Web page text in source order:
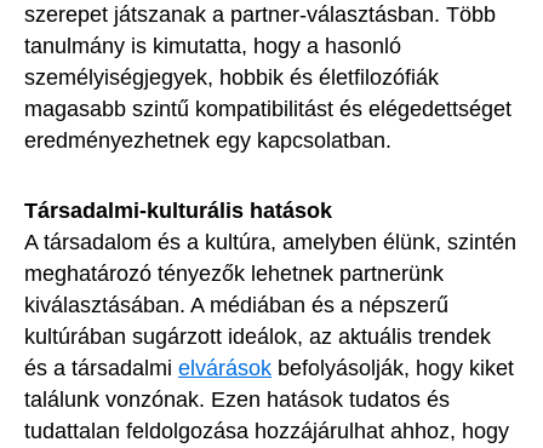
szerepet játszanak a partner-választásban. Több
tanulmány is kimutatta, hogy a hasonló
személyiségjegyek, hobbik és életfilozófiák
magasabb szintű kompatibilitást és elégedettséget
eredményezhetnek egy kapcsolatban.
Társadalmi-kulturális hatások
A társadalom és a kultúra, amelyben élünk, szintén
meghatározó tényezők lehetnek partnerünk
kiválasztásában. A médiában és a népszerű
kultúrában sugárzott ideálok, az aktuális trendek
és a társadalmi elvárások befolyásolják, hogy kiket
találunk vonzónak. Ezen hatások tudatos és
tudattalan feldolgozása hozzájárulhat ahhoz, hogy